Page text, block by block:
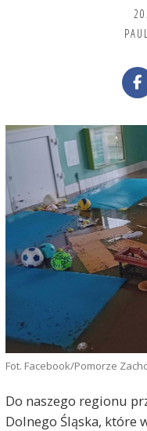
Fot. Facebook/Pomorze
Do naszego regionu
Dolnego Śląska, które